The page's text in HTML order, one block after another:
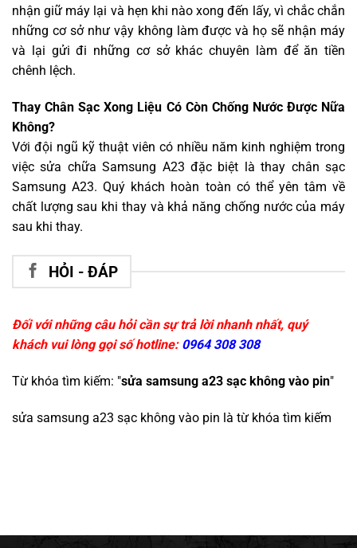
nhận giữ máy lại và hẹn khi nào xong đến lấy, vì chắc chắn
những cơ sở như vậy không làm được và họ sẽ nhận máy
và lại gửi đi những cơ sở khác chuyên làm để ăn tiền
chênh lệch.
Thay Chân Sạc Xong Liệu Có Còn Chống Nước Được Nữa
Không?
Với đội ngũ kỹ thuật viên có nhiều năm kinh nghiệm trong
việc sửa chữa Samsung A23 đặc biệt là thay chân sạc
Samsung A23. Quý khách hoàn toàn có thể yên tâm về
chất lượng sau khi thay và khả năng chống nước của máy
sau khi thay.
HỎI - ĐÁP
Đối với những câu hỏi cần sự trả lời nhanh nhất, quý
khách vui lòng gọi số hotline: 0964 308 308
Từ khóa tìm kiếm: "sửa samsung a23 sạc không vào pin"
sửa samsung a23 sạc không vào pin là từ khóa tìm kiếm